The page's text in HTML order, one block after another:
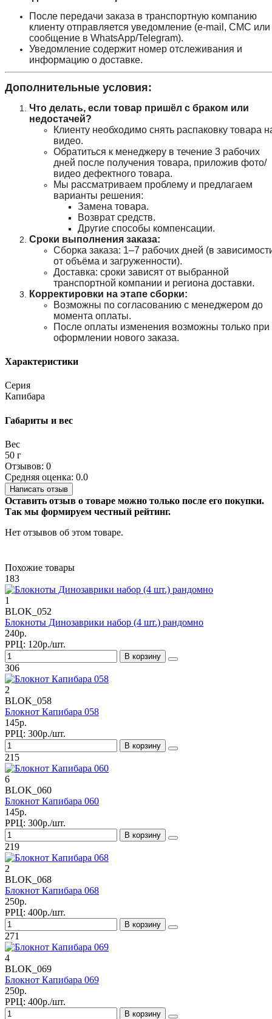
После передачи заказа в транспортную компанию
клиенту отправляется уведомление (e-mail, СМС или
сообщение в WhatsApp/Telegram).
Уведомление содержит номер отслеживания и
информацию о доставке.
Дополнительные условия:
Что делать, если товар пришёл с браком или
недостачей?
Клиенту необходимо снять распаковку товара
видео.
Обратиться к менеджеру в течение 3 рабочих
дней после получения товара, приложив фото/
видео дефектного товара.
Мы рассматриваем проблему и предлагаем
варианты решения:
Замена товара.
Возврат средств.
Другие способы компенсации.
Сроки выполнения заказа:
Сборка заказа: 1–7 рабочих дней (в
от объёма и загруженности).
Доставка: сроки зависят от выбранной
транспортной компании и региона доставки.
Корректировки на этапе сборки:
Возможны по согласованию с менеджером до
момента оплаты.
После оплаты изменения возможны только при
оформлении нового заказа.
Характеристики
Серия
Капибара
Габариты и вес
Вес
50 г
Отзывов: 0
Средняя оценка: 0.0
Написать отзыв
Оставить отзыв о товаре можно только после его покупки.
Так мы формируем честный рейтинг.
Нет отзывов об этом товаре.
Похожие товары
183
1
BLOK_052
Блокноты Динозаврики набор (4 шт.) рандомно
240р.
РРЦ: 120р./шт.
В корзину
306
2
BLOK_058
Блокнот Капибара 058
145р.
РРЦ: 300р./шт.
В корзину
215
6
BLOK_060
Блокнот Капибара 060
145р.
РРЦ: 300р./шт.
В корзину
219
2
BLOK_068
Блокнот Капибара 068
250р.
РРЦ: 400р./шт.
В корзину
271
4
BLOK_069
Блокнот Капибара 069
250р.
РРЦ: 400р./шт.
В корзину